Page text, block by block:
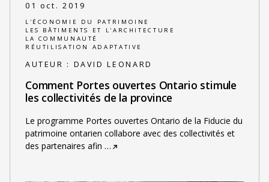
01 oct. 2019
L'ÉCONOMIE DU PATRIMOINE
LES BÂTIMENTS ET L'ARCHITECTURE
LA COMMUNAUTÉ
RÉUTILISATION ADAPTATIVE
AUTEUR : DAVID LEONARD
Comment Portes ouvertes Ontario stimule
les collectivités de la province
Le programme Portes ouvertes Ontario de la Fiducie du
patrimoine ontarien collabore avec des collectivités et
des partenaires afin …